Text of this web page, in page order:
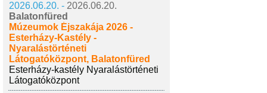
2026.06.20. - 2026.06.20.
Balatonfüred
Múzeumok Éjszakája 2026 -
Esterházy-Kastély -
Nyaralástörténeti
Látogatóközpont, Balatonfüred
Esterházy-kastély Nyaralástörténeti
Látogatóközpont